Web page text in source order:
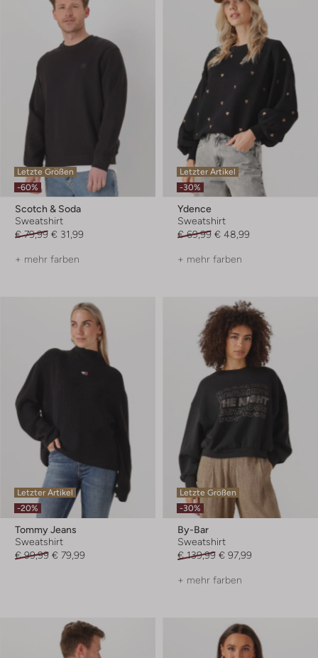
Letzte Größen
-60%
Scotch & Soda
Sweatshirt
€ 79,99 € 31,99
+ mehr farben
Letzter Artikel
-30%
Ydence
Sweatshirt
€ 69,99 € 48,99
+ mehr farben
Letzter Artikel
-20%
Tommy Jeans
Sweatshirt
€ 99,99 € 79,99
Letzte Größen
-30%
By-Bar
Sweatshirt
€ 139,99 € 97,99
+ mehr farben